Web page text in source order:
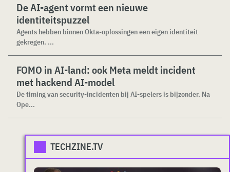
De AI-agent vormt een nieuwe
identiteitspuzzel
Agents hebben binnen Okta-oplossingen een eigen identiteit
gekregen. ...
FOMO in AI-land: ook Meta meldt incident
met hackend AI-model
De timing van security-incidenten bij AI-spelers is bijzonder. Na
Ope...
TECHZINE.TV